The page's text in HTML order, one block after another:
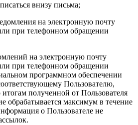
внизу письма;
на электронную почту
при телефонном обращении
на электронную почту
при телефонном обращении
программном обеспечении
Пользователю,
итогам полученной от Пользователя
максимум в течение
о Пользователе не